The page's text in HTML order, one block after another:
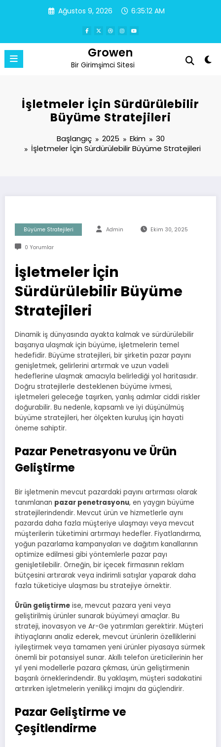
Ağustos 9, 2026 6:35:12 AM
Growen
Bir Girimşimci Sitesi
İşletmeler İçin Sürdürülebilir
Büyüme Stratejileri
Başlangıç 2025 Ekim
30
İşletmeler İçin Sürdürülebilir Büyüme Stratejileri
Büyüme Stratejileri Admin Ekim 30, 2025
0 Yorumlar
İşletmeler İçin
Sürdürülebilir Büyüme
Stratejileri
Dinamik iş dünyasında ayakta kalmak ve sürdürülebilir
başarıya ulaşmak için büyüme, işletmelerin temel
hedefidir. Büyüme stratejileri, bir şirketin pazar payını
genişletmek, gelirlerini artırmak ve uzun vadeli
hedeflerine ulaşmak amacıyla belirlediği yol haritasıdır.
Doğru stratejilerle desteklenen büyüme ivmesi,
işletmeleri geleceğe taşırken, yanlış adımlar ciddi riskler
doğurabilir. Bu nedenle, kapsamlı ve iyi düşünülmüş
büyüme stratejileri, her ölçekten kuruluş için hayati
öneme sahiptir.
Pazar Penetrasyonu ve Ürün
Geliştirme
Bir işletmenin mevcut pazardaki payını artırması olarak
tanımlanan pazar penetrasyonu, en yaygın büyüme
stratejilerindendir. Mevcut ürün ve hizmetlerle aynı
pazarda daha fazla müşteriye ulaşmayı veya mevcut
müşterilerin tüketimini artırmayı hedefler. Fiyatlandırma,
yoğun pazarlama kampanyaları ve dağıtım kanallarının
optimize edilmesi gibi yöntemlerle pazar payı
genişletilebilir. Örneğin, bir içecek firmasının reklam
bütçesini artırarak veya indirimli satışlar yaparak daha
fazla tüketiciye ulaşması bu stratejiye örnektir.
Ürün geliştirme ise, mevcut pazara yeni veya
geliştirilmiş ürünler sunarak büyümeyi amaçlar. Bu
strateji, inovasyon ve Ar-Ge yatırımları gerektirir. Müşteri
ihtiyaçlarını analiz ederek, mevcut ürünlerin özelliklerini
iyileştirmek veya tamamen yeni ürünler piyasaya sürmek
önemli bir potansiyel sunar. Akıllı telefon üreticilerinin her
yıl yeni modellerle pazara çıkması, ürün geliştirmenin
başarılı örneklerindendir. Bu yaklaşım, müşteri sadakatini
artırırken işletmelerin yenilikçi imajını da güçlendirir.
Pazar Geliştirme ve
Çeşitlendirme